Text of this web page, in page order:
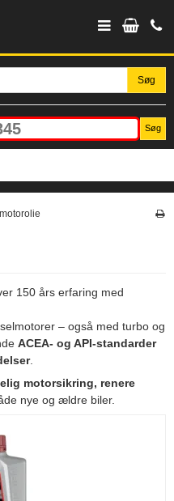
Søg
Søg
150 års erfaring med
– også med turbo og
ACEA- og API-standarder
.
motorsikring, renere
nye og ældre biler.